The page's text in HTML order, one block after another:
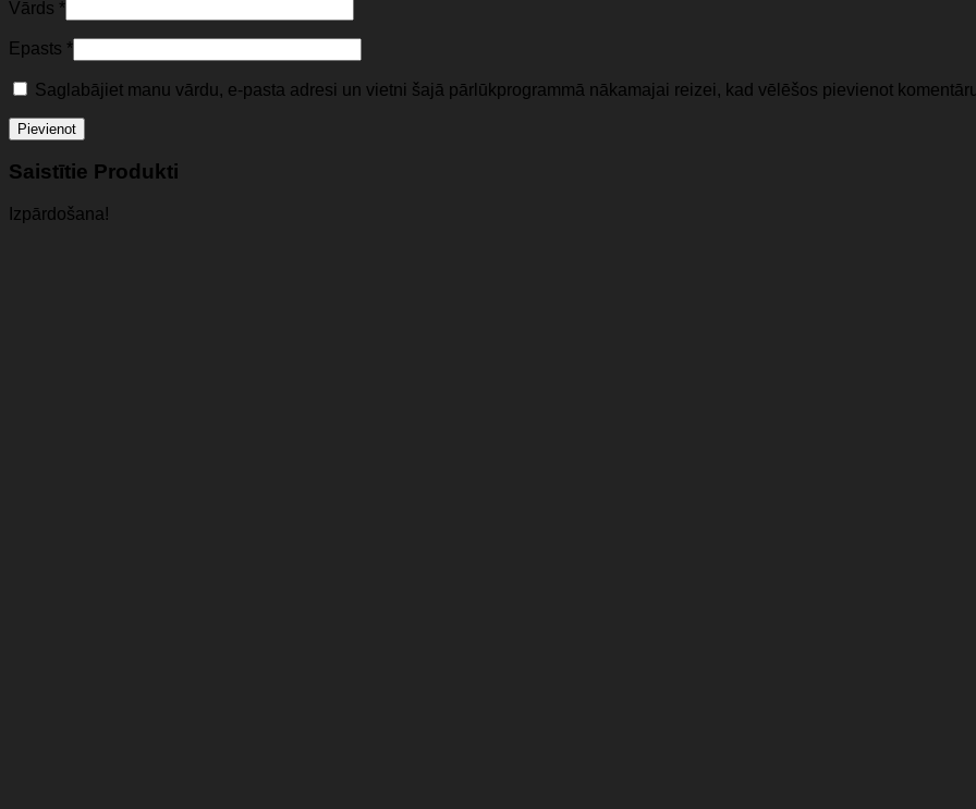
Vārds *
Epasts *
Saglabājiet manu vārdu, e-pasta adresi un vietni šajā pārlūkprogrammā nākamajai reizei, kad vēlēšos pievienot
Saistītie Produkti
Izpārdošana!